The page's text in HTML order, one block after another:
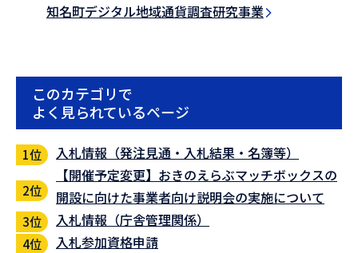
知名町デジタル地域通貨調査研究事業
このカテゴリで
よく見られているページ
入札情報（発注見通・入札結果・名簿等）
【開催予定変更】おきのえらぶマッチボックスの
開設に向けた事業者向け説明会の実施について
入札情報（庁舎管理関係）
入札参加資格申請